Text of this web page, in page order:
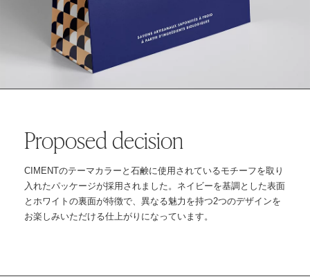
Proposed decision
CIMENTのテーマカラーと石鹸に使用されているモチーフを取り
入れたパッケージが採用されました。ネイビーを基調とした表面
とホワイトの裏面が特徴で、異なる魅力を持つ2つのデザインを
お楽しみいただける仕上がりになっています。